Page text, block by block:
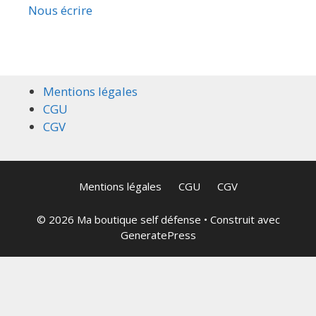
Nous écrire
Mentions légales
CGU
CGV
Mentions légales CGU CGV
© 2026 Ma boutique self défense • Construit avec
GeneratePress